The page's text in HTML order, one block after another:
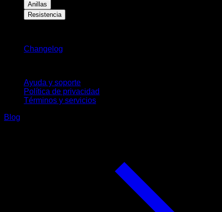
Anillas
Resistencia
Changelog
Ayuda y soporte
Política de privacidad
Términos y servicios
Blog